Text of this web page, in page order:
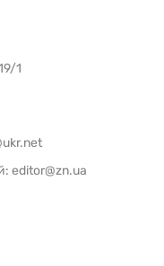
1
editor@zn.ua